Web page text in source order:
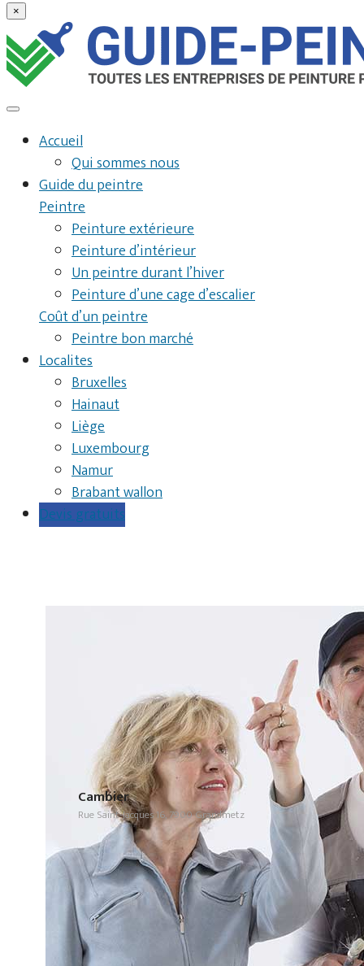
×
Accueil
Qui sommes nous
Guide du peintre
Peintre
Peinture extérieure
Peinture d’intérieur
Un peintre durant l’hiver
Peinture d’une cage d’escalier
Coût d’un peintre
Peintre bon marché
Localites
Bruxelles
Hainaut
Liège
Luxembourg
Namur
Brabant wallon
Devis gratuits
Cambier
Rue Saint-Jacques 16, 7900 Grandmetz